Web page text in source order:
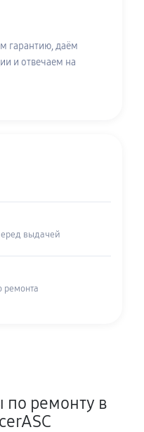
гарантию, даём
и отвечаем на
выдачей
ремонта
по ремонту в